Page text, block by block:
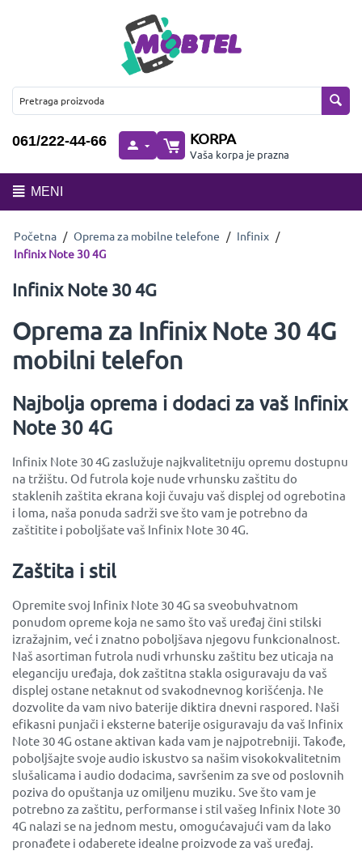
061/222-44-66 KORPA
Vaša korpa je prazna
MENI
Početna / Oprema za mobilne telefone / Infinix /
Infinix Note 30 4G
Infinix Note 30 4G
Oprema za Infinix Note 30 4G
mobilni telefon
Najbolja oprema i dodaci za vaš Infinix
Note 30 4G
Infinix Note 30 4G zaslužuje najkvalitetniju opremu dostupnu
na tržištu. Od futrola koje nude vrhunsku zaštitu do
staklenih zaštita ekrana koji čuvaju vaš displej od ogrebotina
i loma, naša ponuda sadrži sve što vam je potrebno da
zaštitite i poboljšate vaš Infinix Note 30 4G.
Zaštita i stil
Opremite svoj Infinix Note 30 4G sa sveobuhvatnom
ponudom opreme koja ne samo što vaš uređaj čini stilski
izražajnim, već i znatno poboljšava njegovu funkcionalnost.
Naš asortiman futrola nudi vrhunsku zaštitu bez uticaja na
eleganciju uređaja, dok zaštitna stakla osiguravaju da vaš
displej ostane netaknut od svakodnevnog korišćenja. Ne
dozvolite da vam nivo baterije diktira dnevni raspored. Naši
efikasni punjači i eksterne baterije osiguravaju da vaš Infinix
Note 30 4G ostane aktivan kada vam je najpotrebniji. Takođe,
poboljšajte svoje audio iskustvo sa našim visokokvalitetnim
slušalicama i audio dodacima, savršenim za sve od poslovnih
poziva do opuštanja uz omiljenu muziku. Sve što vam je
potrebno za zaštitu, performanse i stil vašeg Infinix Note 30
4G nalazi se na jednom mestu, omogućavajući vam da lako
pronađete i odaberete idealne proizvode za vaš uređaj.